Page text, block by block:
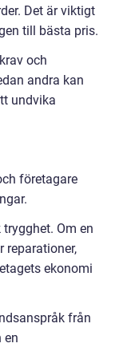
Det är viktigt
till bästa pris.
och
andra kan
undvika
företagare
Om en
reparationer,
ekonomi
från
en